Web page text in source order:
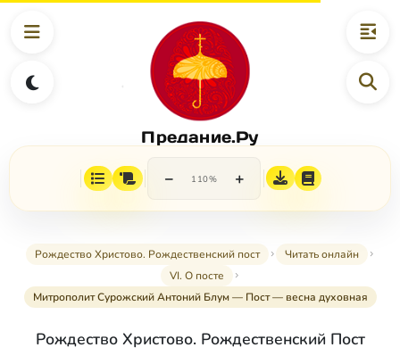
Предание.Ру
− 110% +
Рождество Христово. Рождественский пост
Читать онлайн
VI. О посте
Митрополит Сурожский Антоний Блум — Пост — весна духовная
Рождество Христово. Рождественский Пост